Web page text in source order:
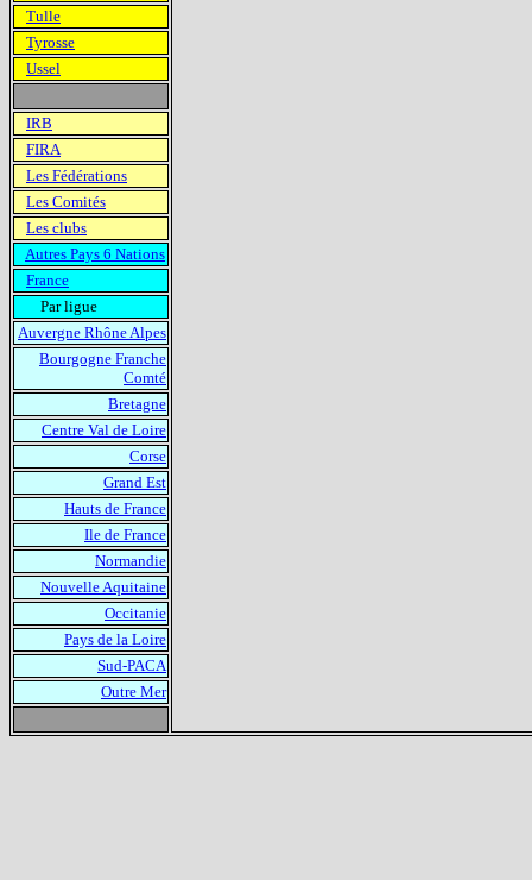
Tulle
Tyrosse
Ussel
IRB
FIRA
Les Fédérations
Les Comités
Les clubs
Autres Pays 6 Nations
France
Par ligue
Auvergne Rhône Alpes
Bourgogne Franche
Comté
Bretagne
Centre Val de Loire
Corse
Grand Est
Hauts de France
Ile de France
Normandie
Nouvelle Aquitaine
Occitanie
Pays de la Loire
Sud-PACA
Outre Mer